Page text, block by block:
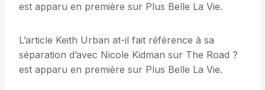
est apparu en première sur Plus Belle La Vie.
L’article Keith Urban at-il fait référence à sa
séparation d’avec Nicole Kidman sur The Road ?
est apparu en première sur Plus Belle La Vie.